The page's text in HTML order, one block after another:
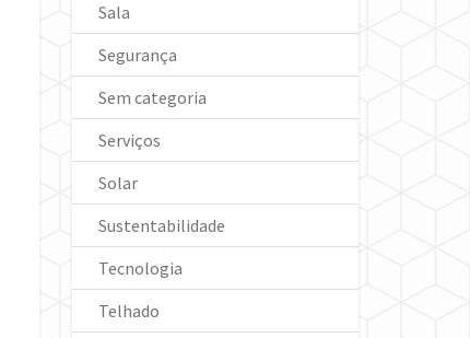
Sala
Segurança
Sem categoria
Serviços
Solar
Sustentabilidade
Tecnologia
Telhado